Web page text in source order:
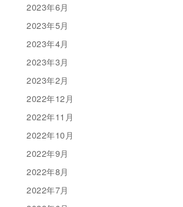
2023年6月
2023年5月
2023年4月
2023年3月
2023年2月
2022年12月
2022年11月
2022年10月
2022年9月
2022年8月
2022年7月